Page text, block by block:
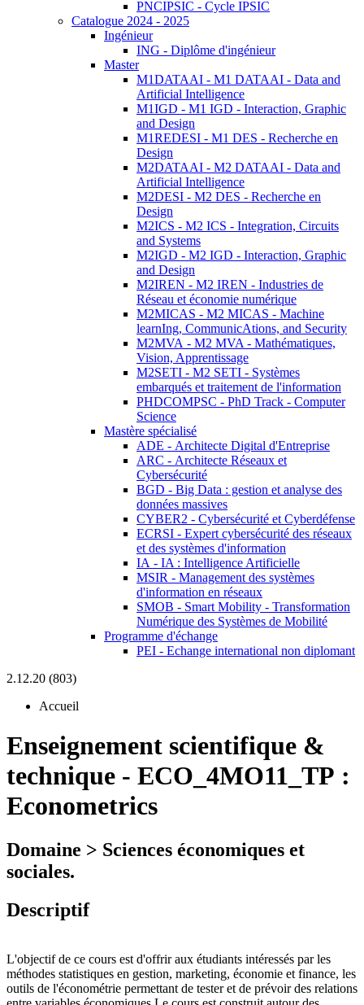
PNCIPSIC - Cycle IPSIC
Catalogue 2024 - 2025
Ingénieur
ING - Diplôme d'ingénieur
Master
M1DATAAI - M1 DATAAI - Data and
Artificial Intelligence
M1IGD - M1 IGD - Interaction, Graphic
and Design
M1REDESI - M1 DES - Recherche en
Design
M2DATAAI - M2 DATAAI - Data and
Artificial Intelligence
M2DESI - M2 DES - Recherche en
Design
M2ICS - M2 ICS - Integration, Circuits
and Systems
M2IGD - M2 IGD - Interaction, Graphic
and Design
M2IREN - M2 IREN - Industries de
Réseau et économie numérique
M2MICAS - M2 MICAS - Machine
learnIng, CommunicAtions, and Security
M2MVA - M2 MVA - Mathématiques,
Vision, Apprentissage
M2SETI - M2 SETI - Systèmes
embarqués et traitement de l'information
PHDCOMPSC - PhD Track - Computer
Science
Mastère spécialisé
ADE - Architecte Digital d'Entreprise
ARC - Architecte Réseaux et
Cybersécurité
BGD - Big Data : gestion et analyse des
données massives
CYBER2 - Cybersécurité et Cyberdéfense
ECRSI - Expert cybersécurité des réseaux
et des systèmes d'information
IA - IA : Intelligence Artificielle
MSIR - Management des systèmes
d'information en réseaux
SMOB - Smart Mobility - Transformation
Numérique des Systèmes de Mobilité
Programme d'échange
PEI - Echange international non diplomant
2.12.20 (803)
Accueil
Enseignement scientifique &
technique - ECO_4MO11_TP :
Econometrics
Domaine > Sciences économiques et
sociales.
Descriptif
L'objectif de ce cours est d'offrir aux étudiants intéressés par les
méthodes statistiques en gestion, marketing, économie et finance, les
outils de l'économétrie permettant de tester et de prévoir des relations